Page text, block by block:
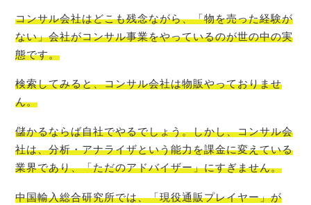
コンサル会社はどこも残念ながら、「物を売った経験が
ない」会社がコンサル事業をやっているのが世の中の実
態です。
検索してみると、コンサル会社は物販やっておりませ
ん。
儲かるならば自社でやるでしょう。しかし、コンサル会
社は、分析・アナライザという能力を課金に変えている
業界であり、「ただのアドバイザー」にすぎません。
中国輸入総合研究所では、「現役通販プレイヤー」が